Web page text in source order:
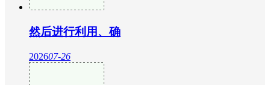
然后进行利用、确
202607-26